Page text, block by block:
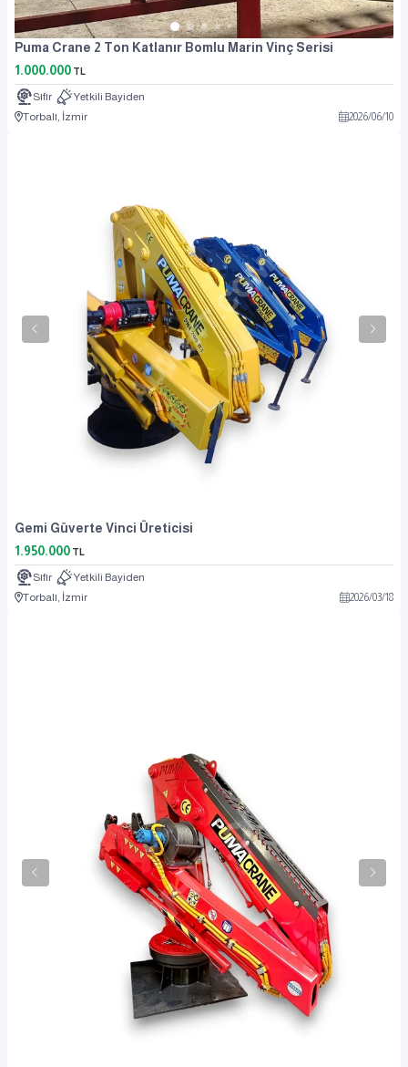
Puma Crane 2 Ton Katlanır Bomlu Marin Vinç Serisi
1.000.000 TL
Sıfır
Yetkili Bayiden
Torbalı, İzmir
2026/06/10
Gemi Güverte Vinci Üreticisi
1.950.000 TL
Sıfır
Yetkili Bayiden
Torbalı, İzmir
2026/03/18